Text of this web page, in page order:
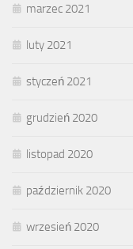
marzec 2021
luty 2021
styczeń 2021
grudzień 2020
listopad 2020
październik 2020
wrzesień 2020